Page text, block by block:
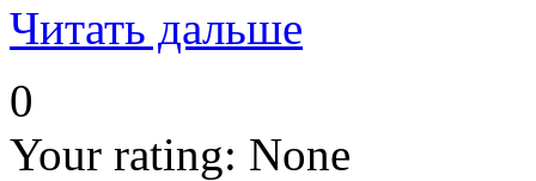
Читать дальше
0
Your rating: None